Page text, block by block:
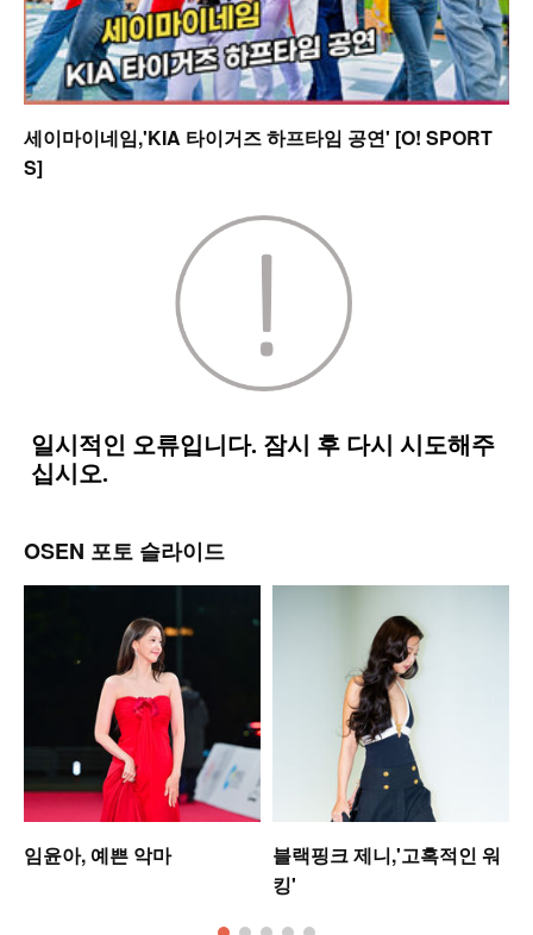
세이마이네임,'KIA 타이거즈 하프타임 공연' [O! SPORT
S]
OSEN 포토 슬라이드
임윤아, 예쁜 악마
블랙핑크 제니,'고혹적인 워
킹'